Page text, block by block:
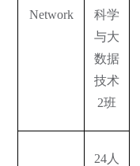
Network
科学
与大
数据
技术
2班
24人